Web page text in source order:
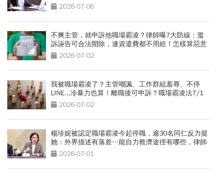
2026-07-06
不爽主管，就申訴他職場霸凌？律師曝7大防線：濫
訴誣告可合法開除，連資遣費都不用給！怎樣算惡意
申訴？
2026-07-02
我被職場霸凌了？主管嘲諷、工作群組羞辱、不停
LINE...冷暴力也算！離職後可申訴？職場霸凌法7/1
上路自救詳解
2026-07-02
楊珍妮被認定職場霸凌今起停職，逾30名同仁反力挺
她：外界描述有落差…能自力救濟途徑有哪些，律師
拆解2026-07-01